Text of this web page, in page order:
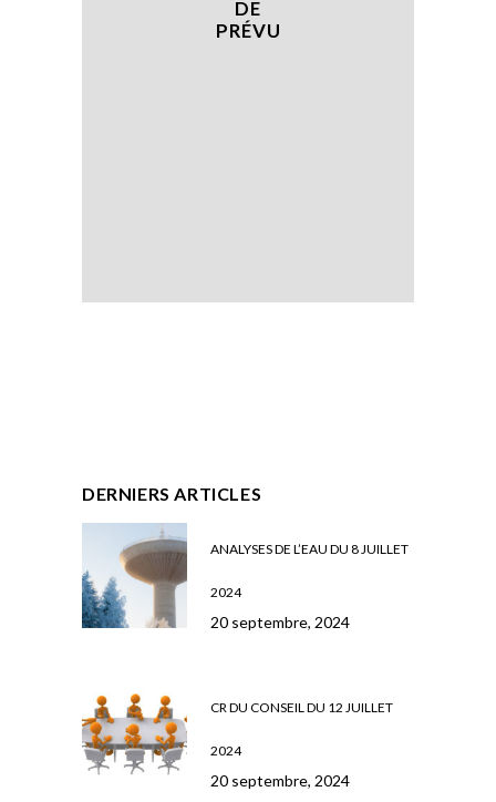
DE
PRÉVU
DERNIERS ARTICLES
ANALYSES DE L’EAU DU 8 JUILLET
2024
20 septembre, 2024
CR DU CONSEIL DU 12 JUILLET
2024
20 septembre, 2024